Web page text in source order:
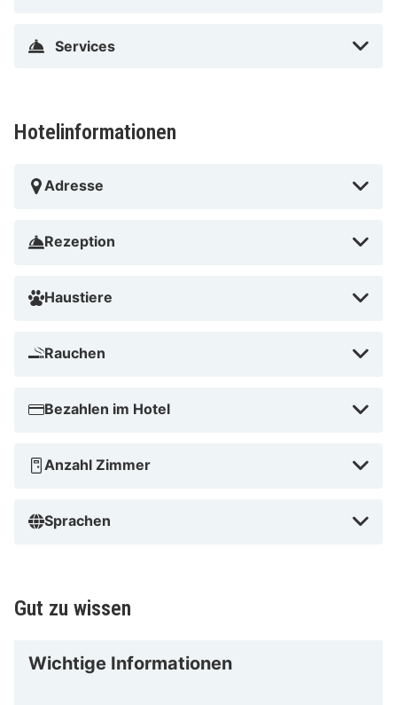
Services
Hotelinformationen
Adresse
Rezeption
Haustiere
Rauchen
Bezahlen im Hotel
Anzahl Zimmer
Sprachen
Gut zu wissen
Wichtige Informationen